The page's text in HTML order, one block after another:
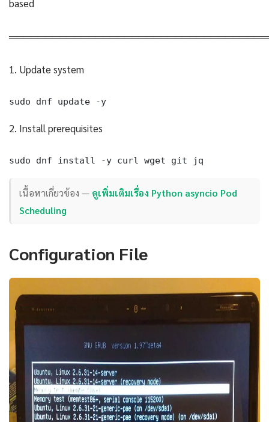
based
1. Update system
sudo dnf update -y
2. Install prerequisites
sudo dnf install -y curl wget git jq
เนื้อหาเกี่ยวข้อง — ดูเพิ่มเติมเรื่อง Python asyncio Pod
Scheduling
Configuration File